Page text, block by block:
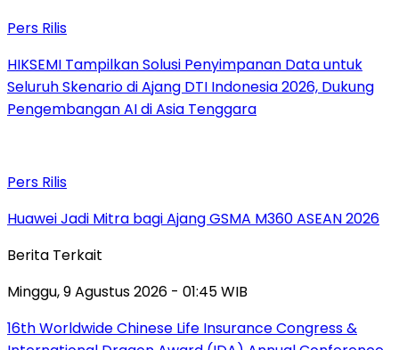
Pers Rilis
HIKSEMI Tampilkan Solusi Penyimpanan Data untuk
Seluruh Skenario di Ajang DTI Indonesia 2026, Dukung
Pengembangan AI di Asia Tenggara
Pers Rilis
Huawei Jadi Mitra bagi Ajang GSMA M360 ASEAN 2026
Berita Terkait
Minggu, 9 Agustus 2026 - 01:45 WIB
16th Worldwide Chinese Life Insurance Congress &